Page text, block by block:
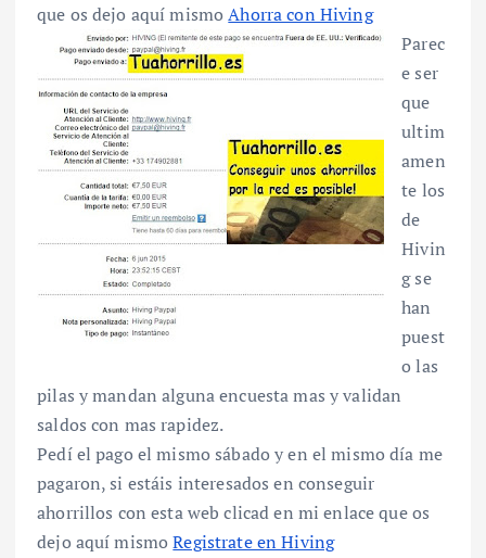
que os dejo aquí mismoAhorra con Hiving
Parec
e ser
que
ultim
amen
te los
de
Hivin
g se
han
puest
o las
pilas y mandan alguna encuesta mas y validan
saldos con mas rapidez.
Pedí el pago el mismo sábado y en el mismo día me
pagaron, si estáis interesados en conseguir
ahorrillos con esta web clicad en mi enlace que os
dejo aquí mismoRegistrate en Hiving